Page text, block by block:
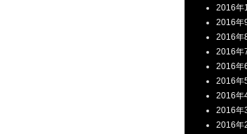
2016年
2016年
2016年
2016年
2016年
2016年
2016年
2016年
2016年